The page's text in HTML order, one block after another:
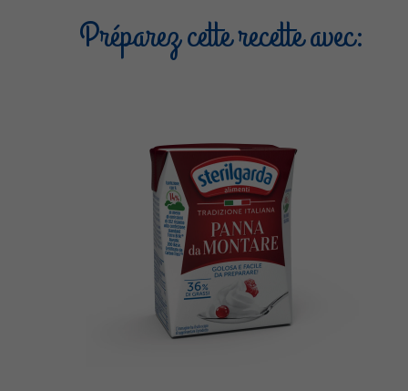
Préparez cette recette avec: